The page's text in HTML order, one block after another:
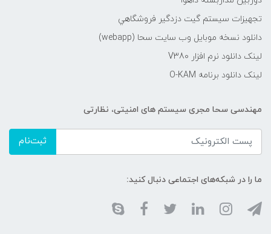
تجهیزات سیستم گيت دزدگیر فروشگاهي
دانلود نسخه موبایل وب سایت سحا (webapp)
لینک دانلود نرم افزار V380
لینک دانلود برنامه O-KAM
مهندسی سحا مجری سیستم های امنیتی، نظارتی
ثبت‌نام
ما را در شبکه‌های اجتماعی دنبال کنید: